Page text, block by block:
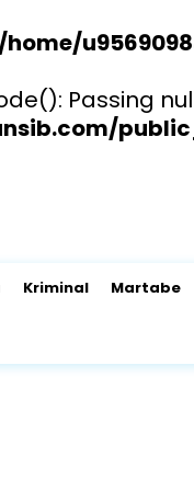
/home/
Passing
Kriminal Martabe